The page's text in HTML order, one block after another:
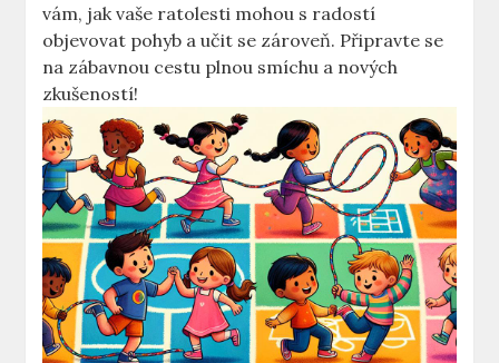
vám, jak vaše ratolesti mohou s radostí
objevovat pohyb a učit se zároveň. Připravte se
na zábavnou cestu plnou smíchu a nových
zkušeností!